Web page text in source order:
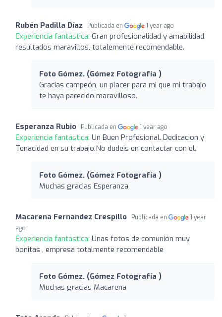
Rubén Padilla Díaz Publicada en 1 year ago
Experiencia fantástica: Gran profesionalidad y amabilidad,
resultados maravillos, totalemente recomendable.
Foto Gómez. (Gómez Fotografía )
Gracias campeón, un placer para mi que mi trabajo
te haya parecido maravilloso.
Esperanza Rubio Publicada en 1 year ago
Experiencia fantástica: Un Buen Profesional. Dedicacion y
Tenacidad en su trabajo.No dudeis en contactar con el.
Foto Gómez. (Gómez Fotografía )
Muchas gracias Esperanza
Macarena Fernandez Crespillo Publicada en
1 year
ago
Experiencia fantástica: Unas fotos de comunión muy
bonitas , empresa totalmente recomendable
Foto Gómez. (Gómez Fotografía )
Muchas gracias Macarena